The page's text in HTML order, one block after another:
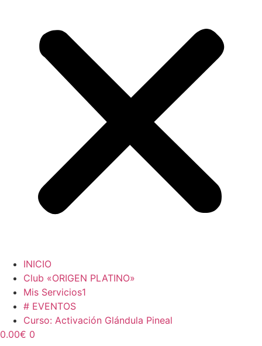
INICIO
Club «ORIGEN PLATINO»
Mis Servicios1
# EVENTOS
Curso: Activación Glándula Pineal
0.00€ 0